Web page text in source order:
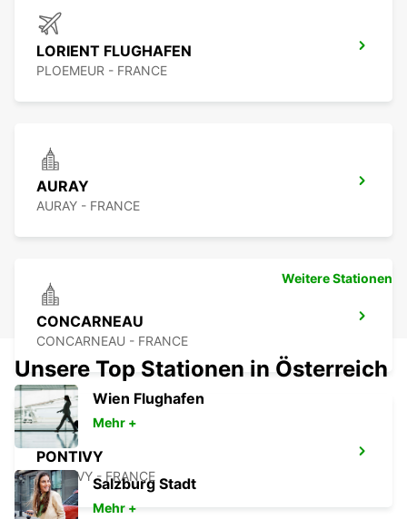
LORIENT FLUGHAFEN
PLOEMEUR - FRANCE
AURAY
AURAY - FRANCE
CONCARNEAU
CONCARNEAU - FRANCE
PONTIVY
PONTIVY - FRANCE
Weitere Stationen
Unsere Top Stationen in Österreich
Wien Flughafen
Mehr +
Salzburg Stadt
Mehr +